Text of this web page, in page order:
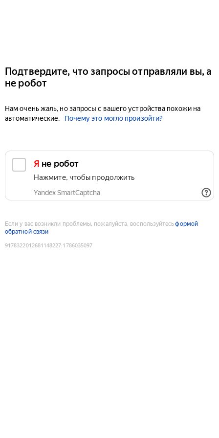
Подтвердите, что запросы отправляли вы, а
не робот
Нам очень жаль, но запросы с вашего устройства похожи на
автоматические.
Почему это могло произойти?
Я не робот
Нажмите, чтобы продолжить
Yandex SmartCaptcha
Если у вас возникли проблемы, пожалуйста, воспользуйтесьформой
обратной связи
9178322012681148227:1786035097